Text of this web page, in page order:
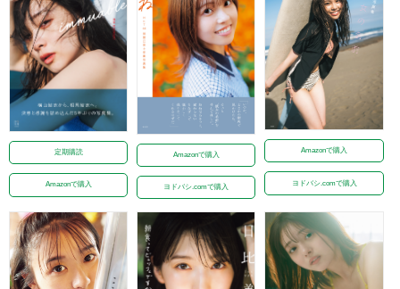
定期購読
Amazonで購入
Amazonで購入
ヨドバシ.comで購入
Amazonで購入
ヨドバシ.comで購入